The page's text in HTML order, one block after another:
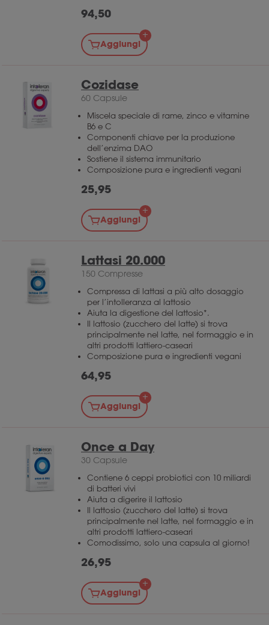
94,50
Aggiungi
Cozidase
60 Capsule
Miscela speciale di rame, zinco e vitamine
B6 e C
Componenti chiave per la produzione
dell’enzima DAO
Sostiene il sistema immunitario
Composizione pura e ingredienti vegani
25,95
Aggiungi
Lattasi 20.000
150 Compresse
Compressa di lattasi a più alto dosaggio
per l’intolleranza al lattosio
Aiuta la digestione del lattosio*.
Il lattosio (zucchero del latte) si trova
principalmente nel latte, nel formaggio e in
altri prodotti lattiero-caseari
Composizione pura e ingredienti vegani
64,95
Aggiungi
Once a Day
30 Capsule
Contiene 6 ceppi probiotici con 10 miliardi
di batteri vivi
Aiuta a digerire il lattosio
Il lattosio (zucchero del latte) si trova
principalmente nel latte, nel formaggio e in
altri prodotti lattiero-caseari
Comodissimo, solo una capsula al giorno!
26,95
Aggiungi